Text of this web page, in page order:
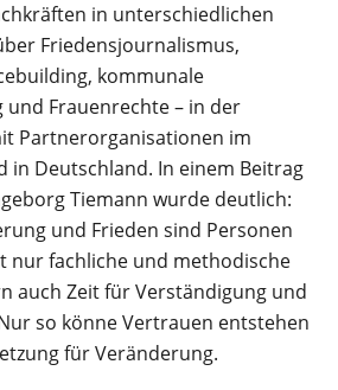
in unterschiedlichen
Friedensjournalismus,
kommunale
Frauenrechte – in der
Partnerorganisationen im
in Deutschland. In einem Beitrag
Tiemann wurde deutlich:
und Frieden sind Personen
nur fachliche und methodische
auch Zeit für Verständigung und
so könne Vertrauen entstehen
für Veränderung.